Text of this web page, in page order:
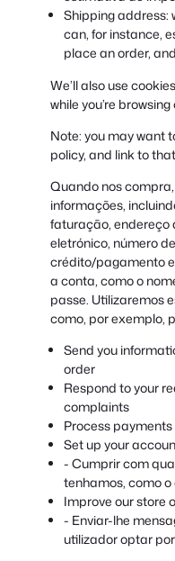
Shipping address:
can, for instance,
place an order,
We’ll also use
while you’re browsing
Note: you may want
policy, and link to
Quando nos
informações,
faturação, endereço
eletrónico, número
crédito/pagamento
a conta, como o
passe. Utilizaremos
como, por exemplo,
Send you
order
Respond to your
complaints
Process
Set up your
- Cumprir com
tenhamos, como
Improve our store
- Enviar-lhe
utilizador optar